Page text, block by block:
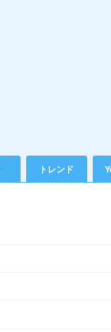
トレンド